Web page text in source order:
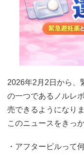
2026年2月2日から、
の一つであるノルレ
売できるようになりま
このニュースをきっか
・アフターピルって